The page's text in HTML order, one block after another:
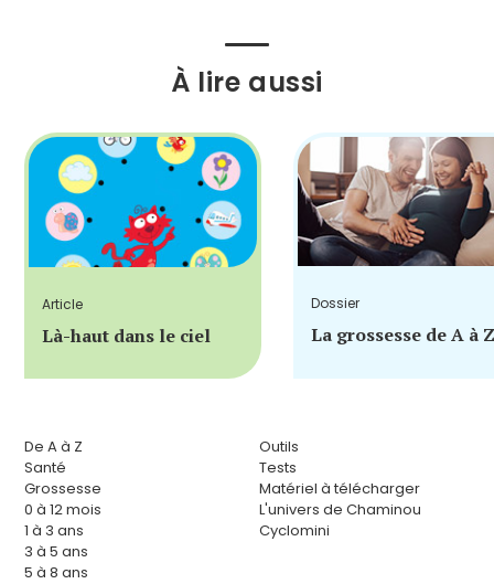
À lire aussi
Article
Là-haut dans le ciel
Dossier
La grossesse de A à Z
De A à Z
Santé
Grossesse
0 à 12 mois
1 à 3 ans
3 à 5 ans
5 à 8 ans
Outils
Tests
Matériel à télécharger
L'univers de Chaminou
Cyclomini